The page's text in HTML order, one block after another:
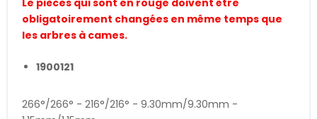
obligatoirement changées en même temps que
les arbres à cames.
1900121
266°/266° - 216°/216° - 9.30mm/9.30mm -